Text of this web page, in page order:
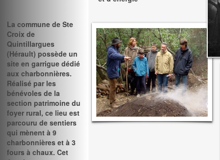
La commune de Ste
Croix de
Quintillargues
(Hérault) possède un
site en garrigue dédié
aux charbonnières.
Réalisé par les
bénévoles de la
section patrimoine du
foyer rural, ce lieu est
parcouru de sentiers
qui mènent à 9
charbonnières et à 3
fours à chaux. Cet